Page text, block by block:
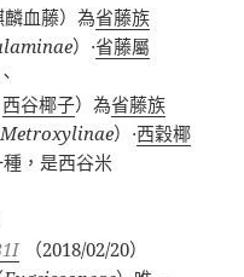
麟血藤）為省藤族
） ·省藤屬
西谷椰子）為省藤族
Metroxylinae） ·西穀椰
，是西谷米
（2018/02/20）